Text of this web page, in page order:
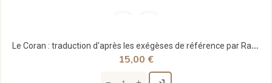
Le Coran : traduction d'après les exégèses de référence par Rachid Maach - Hafs - format moyen -...
15,00 €